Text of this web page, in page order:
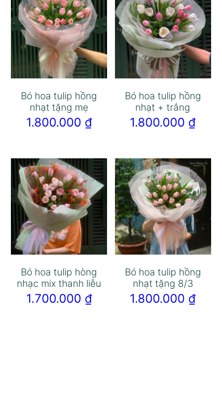
Bó hoa tulip hồng
nhạt tặng mẹ
1.800.000 ₫
Bó hoa tulip hồng
nhạt + trắng
1.800.000 ₫
Bó hoa tulip hòng
nhạc mix thanh liễu
1.700.000 ₫
Bó hoa tulip hồng
nhạt tặng 8/3
1.800.000 ₫